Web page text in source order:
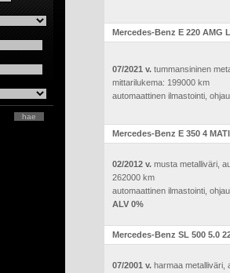
Mercedes-Benz E 220 AMG
07/2021 v.tummansininen
mittarilukema: 199000 km
automaattinen ilmastointi,
Mercedes-Benz E 350 4
02/2012 v.musta metalliväri,
262000 km
automaattinen ilmastointi,
ALV 0%
Mercedes-Benz SL 500 5.0
07/2001 v.harmaa metalliväri,